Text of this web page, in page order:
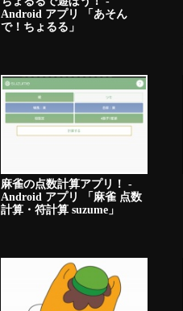
Android アプリ 「あそん
で！ちょるる」
麻雀の点数計算アプリ！ -
Android アプリ 「麻雀 点数
計算・符計算 suzume」